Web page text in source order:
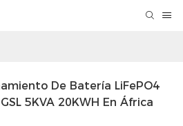
De Batería LiFePO4
5KVA 20KWH En África